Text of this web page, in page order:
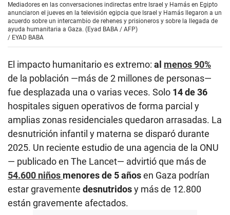
Mediadores en las conversaciones indirectas entre Israel y Hamás en Egipto
anunciaron el jueves en la televisión egipcia que Israel y Hamás llegaron a un
acuerdo sobre un intercambio de rehenes y prisioneros y sobre la llegada de
ayuda humanitaria a Gaza. (Eyad BABA / AFP)
/ EYAD BABA
El impacto humanitario es extremo: al menos 90%
de la población —más de 2 millones de personas—
fue desplazada una o varias veces. Solo 14 de 36
hospitales siguen operativos de forma parcial y
amplias zonas residenciales quedaron arrasadas. La
desnutrición infantil y materna se disparó durante
2025. Un reciente estudio de una agencia de la ONU
— publicado en The Lancet— advirtió que más de
54.600 niños menores de 5 añosen Gaza podrían
estar gravemente desnutridosy más de 12.800
están gravemente afectados.